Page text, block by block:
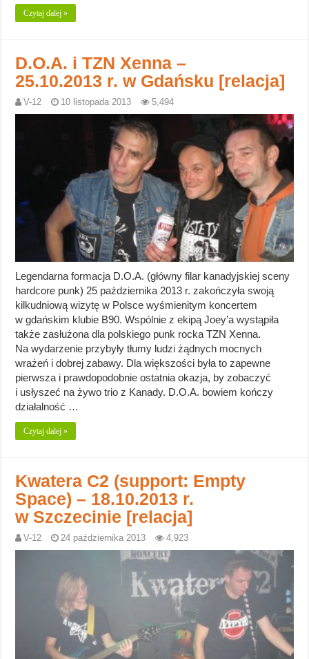
Czytaj dalej »
D.O.A. i TZN Xenna –
25.10.2013 r. w Gdańsku [relacja]
V-12 10 listopada 2013 5,494
Legendarna formacja D.O.A. (główny filar kanadyjskiej sceny
hardcore punk) 25 października 2013 r. zakończyła swoją
kilkudniową wizytę w Polsce wyśmienitym koncertem
w gdańskim klubie B90. Wspólnie z ekipą Joey’a wystąpiła
także zasłużona dla polskiego punk rocka TZN Xenna.
Na wydarzenie przybyły tłumy ludzi żądnych mocnych
wrażeń i dobrej zabawy. Dla większości była to zapewne
pierwsza i prawdopodobnie ostatnia okazja, by zobaczyć
i usłyszeć na żywo trio z Kanady. D.O.A. bowiem kończy
działalność …
Czytaj dalej »
Kwatera C2 (support: Empty
Space) – 18.10.2013 r.
w Szczecinie [relacja]
V-12 24 października 2013 4,923